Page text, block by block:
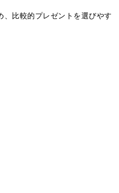
、比較的プレゼントを選びやす